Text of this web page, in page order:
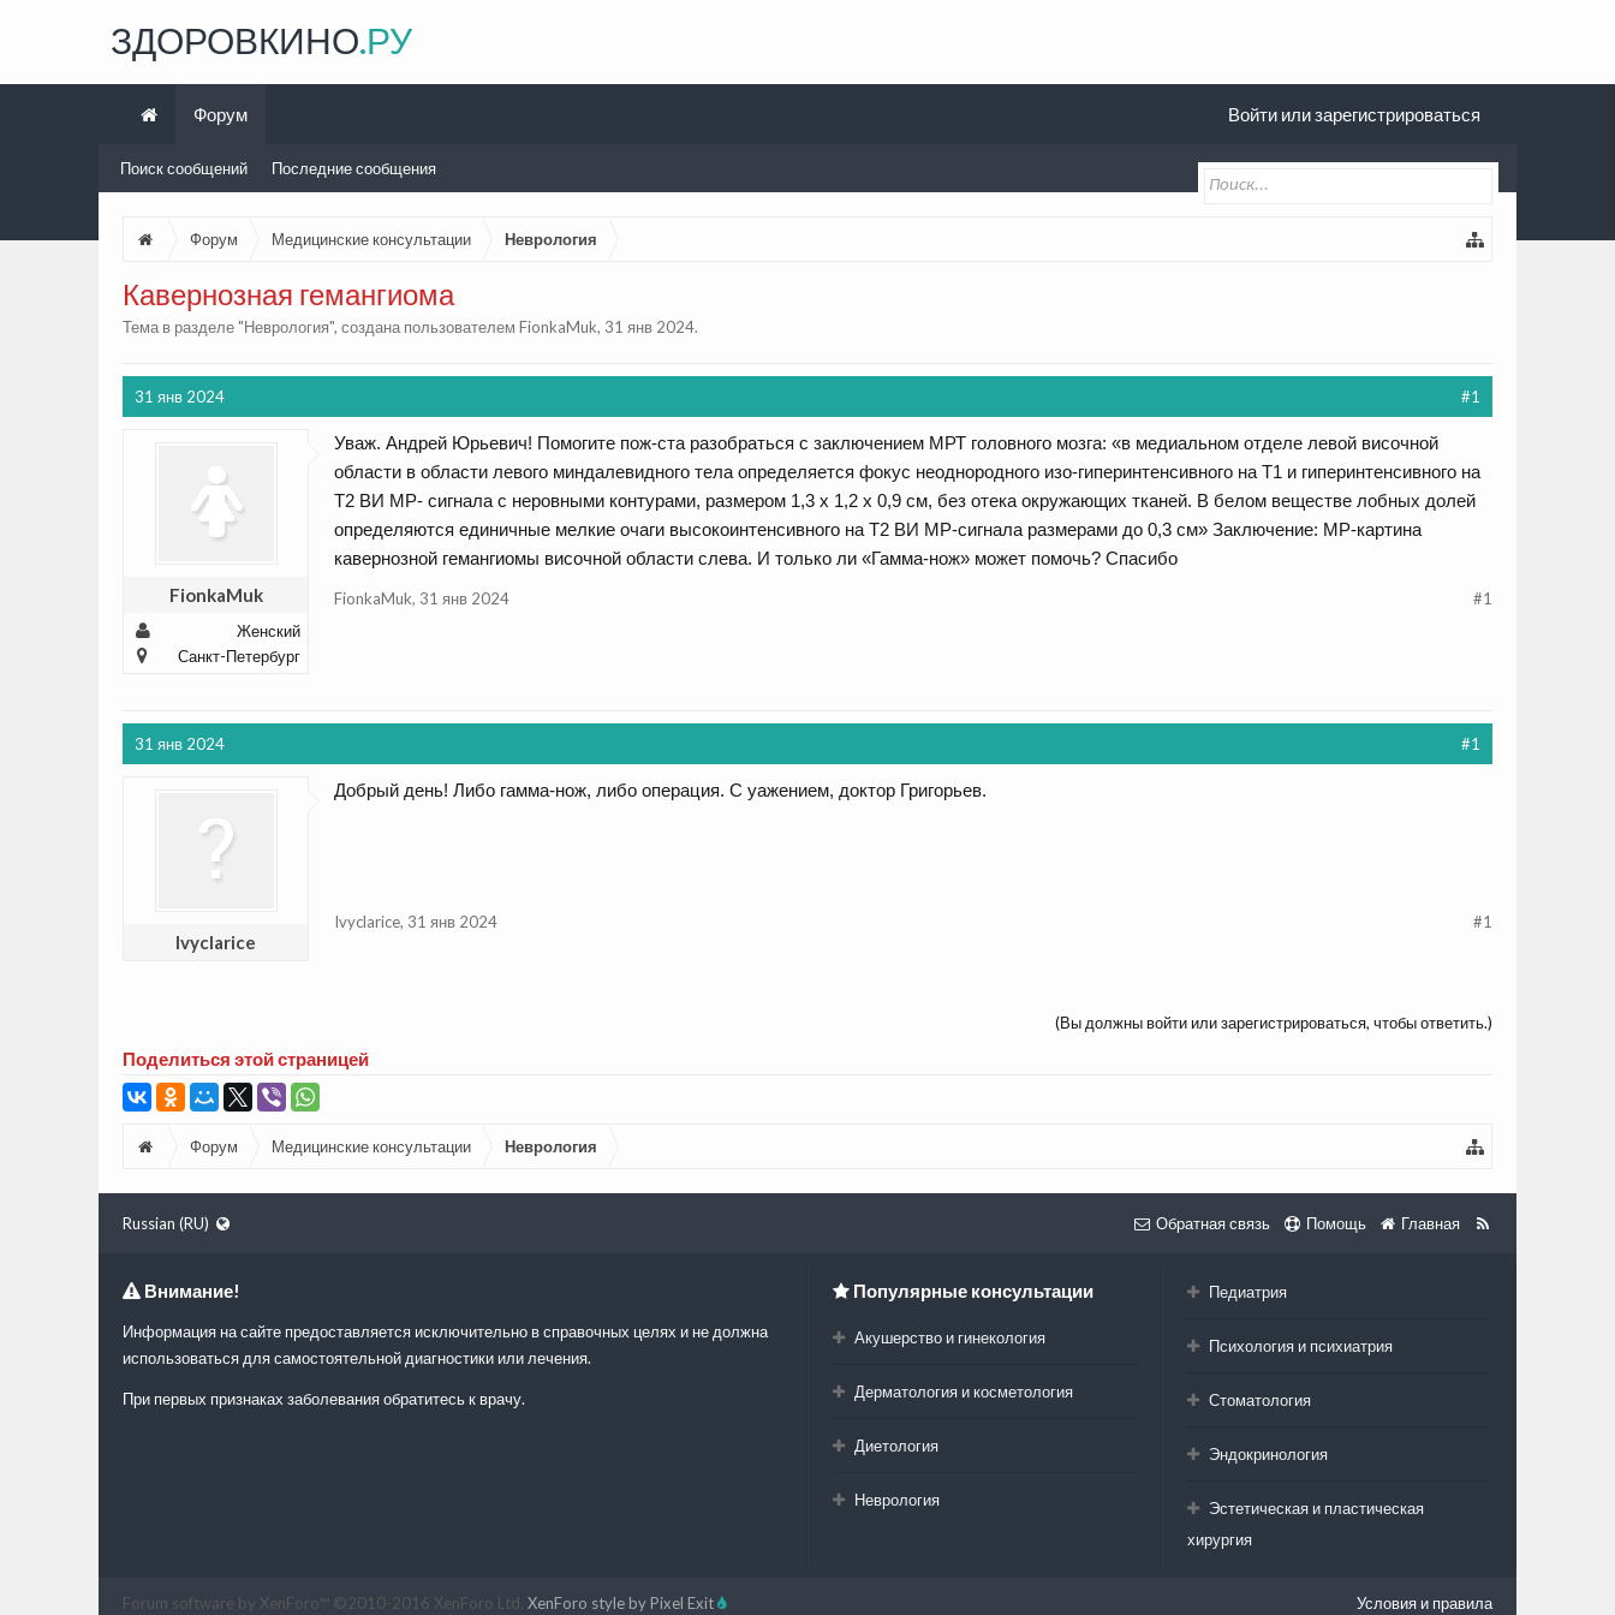
Форум Медицинские консультации Неврология
Кавернозная гемангиома
Тема в разделе "Неврология", создана пользователем FionkaMuk, 31 янв 2024.
31 янв 2024 #1
FionkaMuk
Женский
Санкт-Петербург
Уваж. Андрей Юрьевич! Помогите пож-ста разобраться с заключением МРТ головного мозга: «в медиальном отделе левой височной
области в области левого миндалевидного тела определяется фокус неоднородного изо-гиперинтенсивного на Т1 и гиперинтенсивного на
Т2 ВИ МР- сигнала с неровными контурами, размером 1,3 х 1,2 х 0,9 см, без отека окружающих тканей. В белом веществе лобных долей
определяются единичные мелкие очаги высокоинтенсивного на Т2 ВИ МР-сигнала размерами до 0,3 см» Заключение: МР-картина
кавернозной гемангиомы височной области слева. И только ли «Гамма-нож» может помочь? Спасибо
FionkaMuk, 31 янв 2024 #1
31 янв 2024 #1
Ivyclarice
Добрый день! Либо гамма-нож, либо операция. С уажением, доктор Григорьев.
Ivyclarice, 31 янв 2024 #1
(Вы должны войти или зарегистрироваться, чтобы ответить.)
Поделиться этой страницей
Форум Медицинские консультации Неврология
ЗДОРОВКИНО.РУ
Форум
Поиск сообщений Последние сообщения
Войти или зарегистрироваться
Russian (RU) Обратная связь Помощь Главная
Внимание!
Информация на сайте предоставляется исключительно в справочных целях и не должна
использоваться для самостоятельной диагностики или лечения.
При первых признаках заболевания обратитесь к врачу.
Популярные консультации
Акушерство и гинекология
Дерматология и косметология
Диетология
Неврология
Педиатрия
Психология и психиатрия
Стоматология
Эндокринология
Эстетическая и пластическая
хирургия
Условия и правила
Forum software by XenForo™ ©2010-2016 XenForo Ltd. XenForo style by Pixel Exit